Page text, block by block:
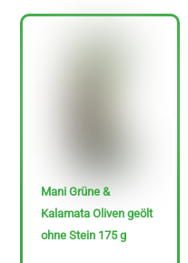
Mani Grüne &
Kalamata Oliven geölt
ohne Stein 175 g